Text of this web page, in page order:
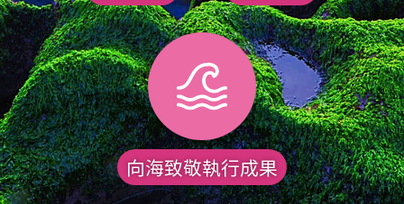
向海致敬執行成果